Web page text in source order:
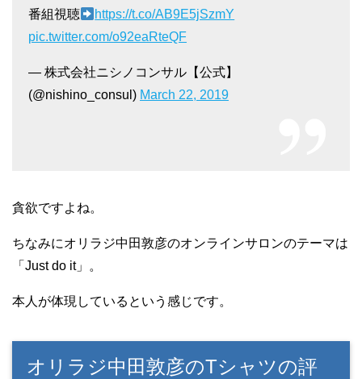
番組視聴
https://t.co/AB9E5jSzmY
pic.twitter.com/o92eaRteQF
— 株式会社ニシノコンサル【公式】
(@nishino_consul) March 22, 2019
貪欲ですよね。
ちなみにオリラジ中田敦彦のオンラインサロンのテーマは
「Just do it」。
本人が体現しているという感じです。
オリラジ中田敦彦のTシャツの評